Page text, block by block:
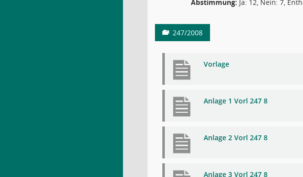
Abstimmung: Ja: 12, Nein: 7,
247/2008
Vorlage
Anlage 1 Vorl 247 8
Anlage 2 Vorl 247 8
Anlage 3 Vorl 247 8